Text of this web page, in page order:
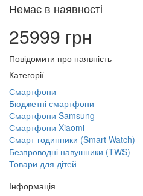
Немає в наявності
25999 грн
Повідомити про наявність
Категорії
Смартфони
Бюджетні смартфони
Смартфони Samsung
Смартфони Xiaomi
Смарт-годинники (Smart Watch)
Безпроводні навушники (TWS)
Товари для дітей
Інформація